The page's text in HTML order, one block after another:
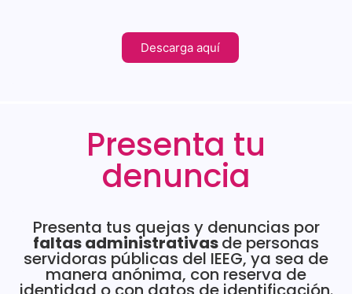
Sesión Ordinaria 26 de mayo
Sesión Extraordinaria 11 de mayo
Sesión Extraordinaria 7 de mayo
Sesión Ordinaria 30 de abril
Sesión Extraordinaria 17 de abril
Descarga aquí
Presenta tu
denuncia
Presenta tus quejas y denuncias por
faltas administrativasde personas
servidoras públicas del IEEG, ya sea de
manera anónima, con reserva de